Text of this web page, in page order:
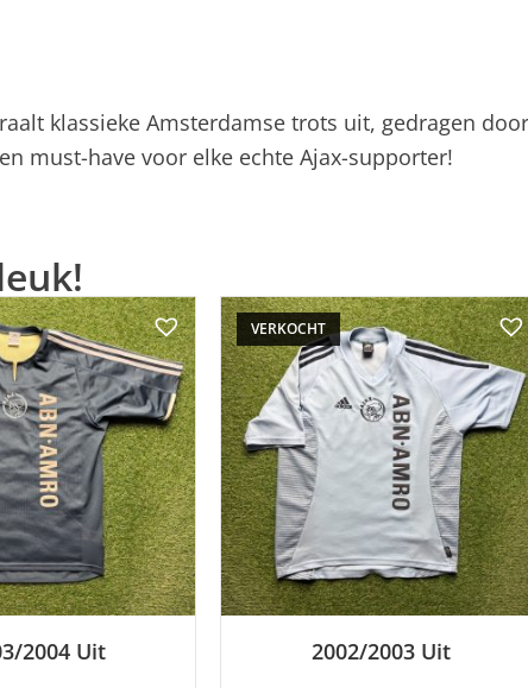
klassieke Amsterdamse trots uit, gedragen
must-have voor elke echte Ajax-supporter!
2004 Uit
VERKOCHT
2002/2003 Uit